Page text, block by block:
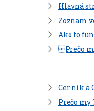
Hlavná
Zoznam
Ako to
Prečo
Cenník a
Prečo my